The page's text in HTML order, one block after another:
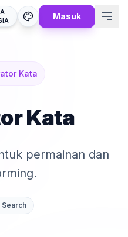
Masuk
Kata
Kata
permainan dan